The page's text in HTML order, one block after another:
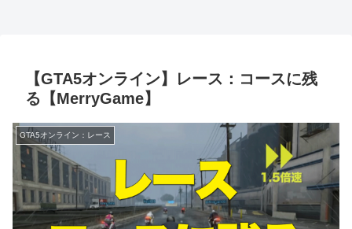
【GTA5オンライン】レース：コースに残
る【MerryGame】
GTA5オンライン：レース